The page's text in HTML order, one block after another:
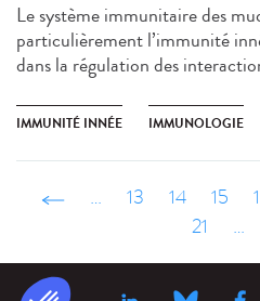
Le système immunitaire des
particulièrement l’immunité
dans la régulation des
IMMUNITÉ INNÉE IMMUNOLOGIE
‹ précédent
… 13 14 15
21
…